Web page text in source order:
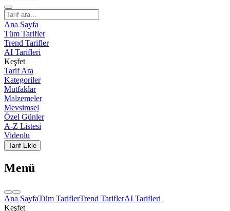
Ana Sayfa
Tüm Tarifler
Trend Tarifler
AI Tarifleri
Keşfet
Tarif Ara
Kategoriler
Mutfaklar
Malzemeler
Mevsimsel
Özel Günler
A-Z Listesi
Videolu
Tarif Ekle
Menü
Ana SayfaTüm TariflerTrend TariflerAI Tarifleri
Keşfet